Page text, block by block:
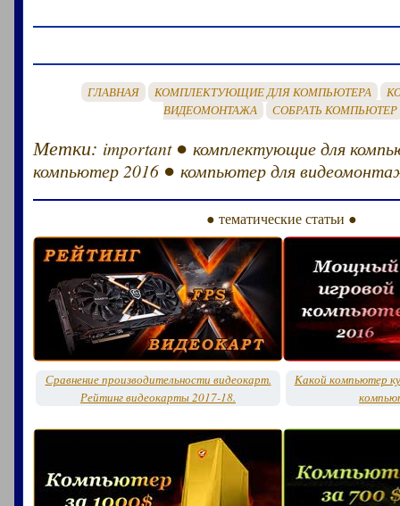
ГЛАВНАЯ КОМПЛЕКТУЮЩИЕ ДЛЯ КОМПЬЮТЕРА
ВИДЕОМОНТАЖА
СОБРАТЬ КОМПЬЮТЕР
Метки: important ●комплектующие для
компьютер 2016 ●компьютер для
● тематические статьи ●
Сравнение производительности видеокарт.
Рейтинг видеокарты 2017-18.
Какой компьютер